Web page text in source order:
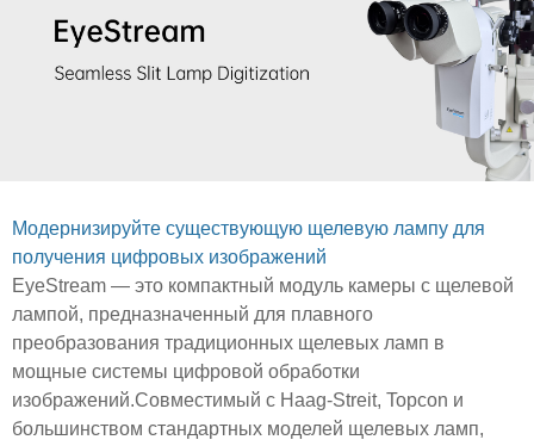
Модернизируйте существующую щелевую лампу для
получения цифровых изображений
EyeStream — это компактный модуль камеры с щелевой
лампой, предназначенный для плавного
преобразования традиционных щелевых ламп в
мощные системы цифровой обработки
изображений.Совместимый с Haag-Streit, Topcon и
большинством стандартных моделей щелевых ламп,